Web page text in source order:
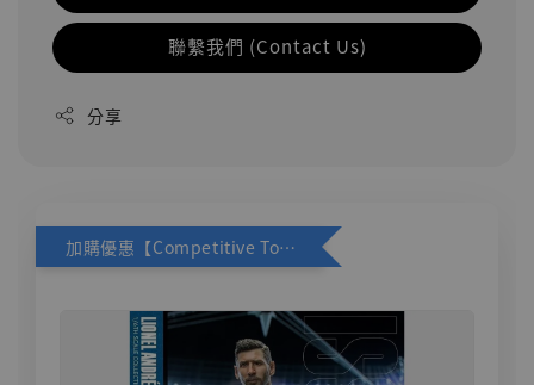
聯繫我們 (Contact Us)
分享
加購優惠【Competitive Toys 梅西 [CM001]】